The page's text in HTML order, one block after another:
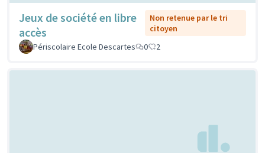
Jeux de société en libre
accès
Non retenue par le tri
citoyen
Périscolaire Ecole Descartes
0 2